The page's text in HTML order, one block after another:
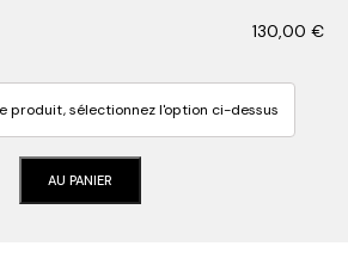
130,00 €
produit, sélectionnez l'option ci-dessus
AU PANIER